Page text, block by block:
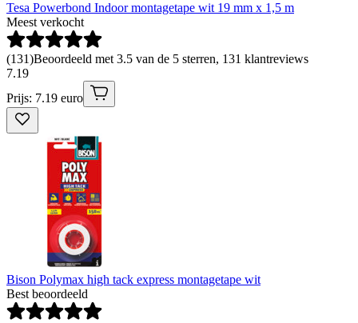
Tesa Powerbond Indoor montagetape wit 19 mm x 1,5 m
Meest verkocht
(131)Beoordeeld met 3.5 van de 5 sterren, 131 klantreviews
7.19
Prijs: 7.19 euro
Bison Polymax high tack express montagetape wit
Best beoordeeld